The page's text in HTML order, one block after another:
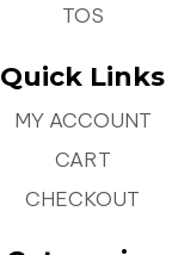
TOS
Quick Links
MY ACCOUNT
CART
CHECKOUT